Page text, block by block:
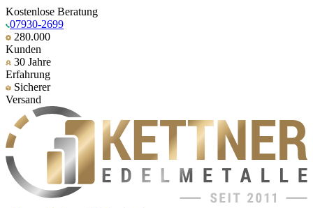
Kostenlose Beratung
07930-2699
280.000
Kunden
30 Jahre
Erfahrung
Sicherer
Versand